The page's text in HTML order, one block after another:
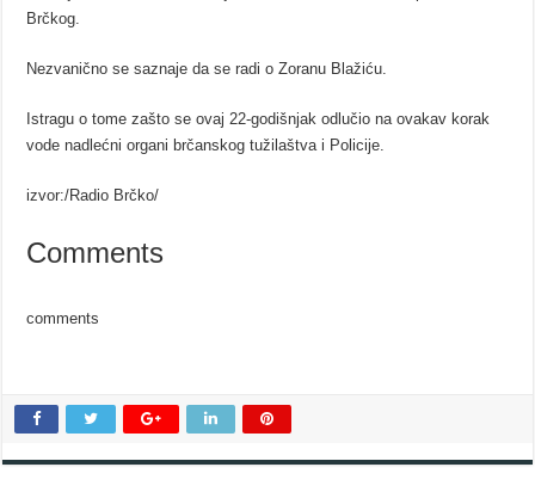
Brčkog.
Nezvanično se saznaje da se radi o Zoranu Blažiću.
Istragu o tome zašto se ovaj 22-godišnjak odlučio na ovakav korak
vode nadlećni organi brčanskog tužilaštva i Policije.
izvor:/Radio Brčko/
Comments
comments